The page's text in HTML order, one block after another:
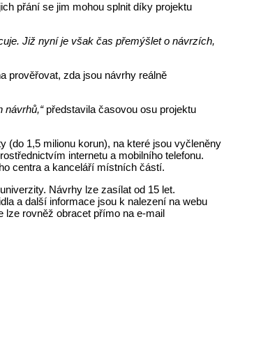
přání se jim mohou splnit díky projektu
Již nyní je však čas přemýšlet o návrzích,
prověřovat, zda jsou návrhy reálně
návrhů,“představila časovou osu projektu
(do 1,5 milionu korun), na které jsou vyčleněny
internetu a mobilního telefonu.
centra a kanceláří místních částí.
Návrhy lze zasílat od 15 let.
a další informace jsou k nalezení na webu
lze rovněž obracet přímo na e-mail